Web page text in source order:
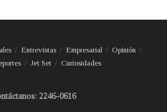
Entrevistas Empresarial
Opinión
Jet Set Curiosidades
2246-0616